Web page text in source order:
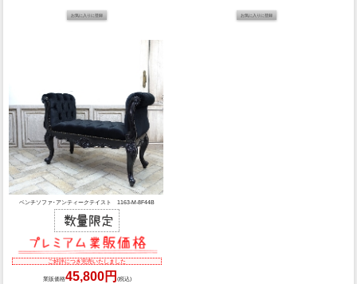
ベンチソファ･アンティークテイスト 1163-M-8F44B
ご好評につき完売いたしました
業販価格45,800円 (税込)